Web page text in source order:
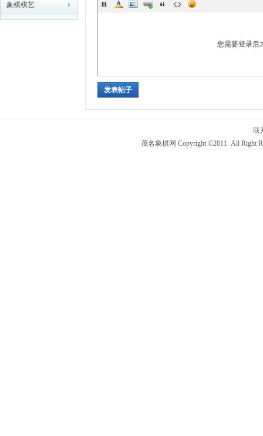
象棋棋艺
您需要登录后
发表帖子
联
茂名象棋网 Copyright ©2011 All Right